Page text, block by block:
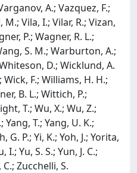
A.; Vazquez, F.;
Vila, I.; Vilar, R.; Vizan,
P.; Wagner, R. L.;
S. M.; Warburton, A.;
D.; Wicklund, A.
F.; Williams, H. H.;
B. L.; Wittich, P.;
T.; Wu, X.; Wu, Z.;
T.; Yang, U. K.;
G. P.; Yi, K.; Yoh, J.; Yorita,
I.; Yu, S. S.; Yun, J. C.;
Zucchelli, S.